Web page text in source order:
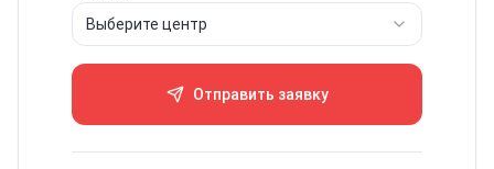
Выберите центр
Отправить заявку